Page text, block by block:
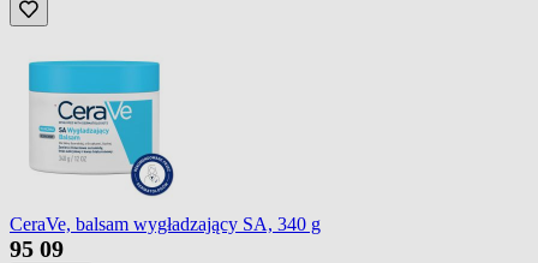
CeraVe, balsam wygładzający SA, 340 g
95 09